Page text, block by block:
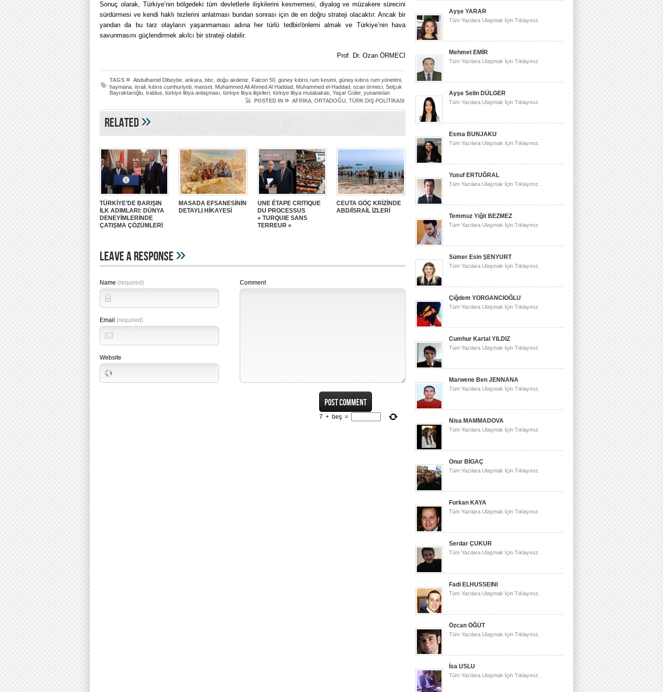
Sonuç olarak, Türkiye’nin bölgedeki tüm devletlerle ilişkilerini kesmemesi, diyalog ve müzakere sürecini
sürdürmesi ve kendi haklı tezlerini anlatması bundan sonrası için de en doğru strateji olacaktır. Ancak bir
yandan da bu tarz olayların yaşanmaması adına her türlü tedbir/önlemi almak ve Türkiye’nin hava
savunmasını güçlendirmek akılcı bir strateji olabilir.
Prof. Dr. Ozan ÖRMECİ
TAGS » Abdulhamid Dibeybe ankara bbc doğu akdeniz Falcon 50 güney kıbrıs rum kesimi güney kıbrıs rum yönetimi
haymana israil kıbrıs cumhuriyeti manset Muhammed Ali Ahmed Al Haddad Muhammed el-Haddad ozan örmeci Selçuk
Bayraktaroğlu trablus türkiye libya anlaşması türkiye libya ilişkileri türkiye libya mutabakatı Yaşar Güler, yunanistan
POSTED IN » AFRİKA ORTADOĞU TÜRK DIŞ POLİTİKASI
Related»
TÜRKİYE’DE BARIŞIN
İLK ADIMLARI: DÜNYA
DENEYİMLERİNDE
ÇATIŞMA ÇÖZÜMLERİ
MASADA EFSANESİNİN
DETAYLI HİKAYESİ
UNE ÉTAPE CRITIQUE
DU PROCESSUS
« TURQUIE SANS
TERREUR »
CEUTA GÖÇ KRİZİNDE
ABD/İSRAİL İZLERİ
Leave A Response»
Name (required)
Email (required)
Website
Comment
7 + beş =
Ayşe YARAR
Tüm Yazılara Ulaşmak İçin Tıklayınız.
Mehmet EMİR
Tüm Yazılara Ulaşmak İçin Tıklayınız.
Ayşe Selin DÜLGER
Tüm Yazılara Ulaşmak İçin Tıklayınız.
Esma BUNJAKU
Tüm Yazılara Ulaşmak İçin Tıklayınız.
Yusuf ERTUĞRAL
Tüm Yazılara Ulaşmak İçin Tıklayınız.
Temmuz Yiğit BEZMEZ
Tüm Yazılara Ulaşmak İçin Tıklayınız.
Sümer Esin ŞENYURT
Tüm Yazılara Ulaşmak İçin Tıklayınız.
Çiğdem YORGANCIOĞLU
Tüm Yazılara Ulaşmak İçin Tıklayınız.
Cumhur Kartal YILDIZ
Tüm Yazılara Ulaşmak İçin Tıklayınız.
Marwene Ben JENNANA
Tüm Yazılara Ulaşmak İçin Tıklayınız.
Nisa MAMMADOVA
Tüm Yazılara Ulaşmak İçin Tıklayınız.
Onur BİGAÇ
Tüm Yazılara Ulaşmak İçin Tıklayınız.
Furkan KAYA
Tüm Yazılara Ulaşmak İçin Tıklayınız.
Serdar ÇUKUR
Tüm Yazılara Ulaşmak İçin Tıklayınız.
Fadi ELHUSSEINI
Tüm Yazılara Ulaşmak İçin Tıklayınız.
Özcan ÖĞÜT
Tüm Yazılara Ulaşmak İçin Tıklayınız.
İsa USLU
Tüm Yazılara Ulaşmak İçin Tıklayınız.